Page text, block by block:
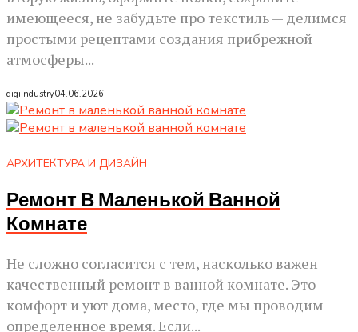
имеющееся, не забудьте про текстиль — делимся
простыми рецептами создания прибрежной
атмосферы...
digiindustry04.06.2026
АРХИТЕКТУРА И ДИЗАЙН
Ремонт В Маленькой Ванной
Комнате
Не сложно согласится с тем, насколько важен
качественный ремонт в ванной комнате. Это
комфорт и уют дома, место, где мы проводим
определенное время. Если...